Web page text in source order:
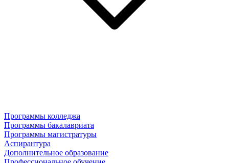
Программы колледжа
Программы бакалавриата
Программы магистратуры
Аспирантура
Дополнительное образование